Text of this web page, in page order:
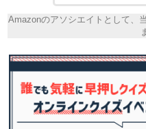
Amazonのアソシエイトとして、